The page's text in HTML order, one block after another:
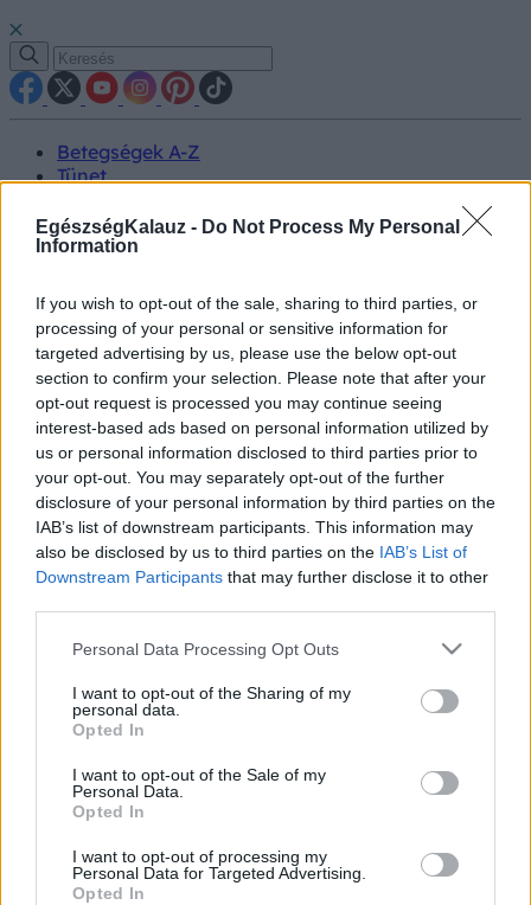
EgészségKalauz - Do Not Process My Personal
Information
If you wish to opt-out of the sale, sharing to third parties, or
processing of your personal or sensitive information for
targeted advertising by us, please use the below opt-out
section to confirm your selection. Please note that after your
opt-out request is processed you may continue seeing
interest-based ads based on personal information utilized by
us or personal information disclosed to third parties prior to
your opt-out. You may separately opt-out of the further
disclosure of your personal information by third parties on the
IAB’s list of downstream participants. This information may
also be disclosed by us to third parties on the IAB’s List of
Downstream Participants that may further disclose it to other
Please note that this website/app uses one or more Google
not limited to your visit or usage behaviour. You may click to
grant or deny consent to Google and its third-party tags to
use your data for below specified purposes in below Google
consent section.
Personal Data Processing Opt Outs
I want to opt-out of the Sharing of my
personal data.
Opted In
I want to opt-out of the Sale of my
Personal Data.
Opted In
I want to opt-out of processing my
Personal Data for Targeted Advertising.
Opted In
Betegségek A-Z
Tünet
Kezelés
Életmódváltás
Prevenció
Hírek
Videók
Kisállatok egészsége
#allergia #influenza
#cukorbetegség
#orvosmeteorológia
#vérnyomás #stroke #rákbetegség
#pajzsmirigy#reflux#ekcéma#herpesz
Regisztráció
Terhesség